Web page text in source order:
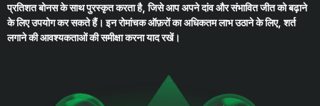
प्रतिशत बोनस के साथ पुरस्कृत करता है, जिसे आप अपने दांव और संभावित जीत को बढ़ाने
के लिए उपयोग कर सकते हैं। इन रोमांचक ऑफ़रों का अधिकतम लाभ उठाने के लिए, शर्त
लगाने की आवश्यकताओं की समीक्षा करना याद रखें।